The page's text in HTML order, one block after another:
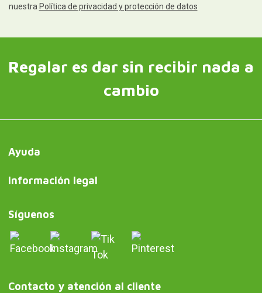
nuestra Política de privacidad y protección de datos
Regalar es dar sin recibir nada a
cambio
Ayuda
Información legal
Síguenos
Contacto y atención al cliente